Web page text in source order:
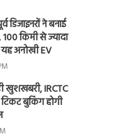
ने बनाई
किमी से ज्यादा
अनोखी EV
खुशखबरी, IRCTC
बुकिंग होगी